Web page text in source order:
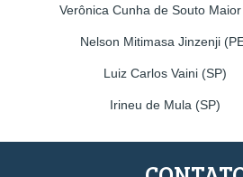
Verônica Cunha de Souto Maior
Nelson Mitimasa Jinzenji
Luiz Carlos Vaini (SP)
Irineu de Mula (SP)